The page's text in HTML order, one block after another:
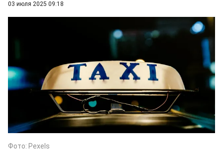
03 июля 2025 09:18
Фото: Pexels